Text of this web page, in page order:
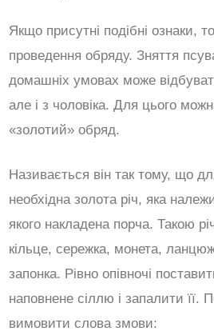
Якщо присутні подібні ознаки,
проведення обряду. Зняття
домашніх умовах може
але і з чоловіка. Для цього
«золотий» обряд.
Називається він так тому, що
необхідна золота річ, яка
якого накладена порча. Такою
кільце, сережка, монета,
запонка. Рівно опівночі
наповнене сіллю і запалити її.
вимовити слова змови: